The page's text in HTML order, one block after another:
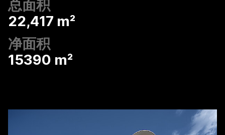
总面积
22,417 m²
净面积
15390 m²